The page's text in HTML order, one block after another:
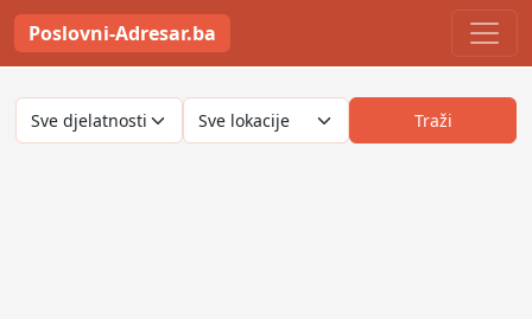
Poslovni-Adresar.ba
Traži